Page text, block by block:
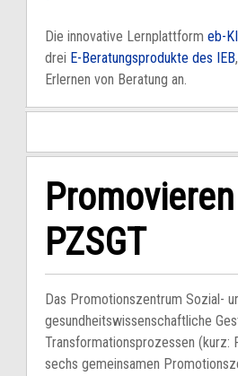
Die innovative Lernplattform eb-
drei E-Beratungsprodukte des IEB
Erlernen von Beratung an.
PZSGT
Das Promotionszentrum Sozial-
gesundheitswissenschaftliche
Transformationsprozessen (kurz:
sechs gemeinsamen